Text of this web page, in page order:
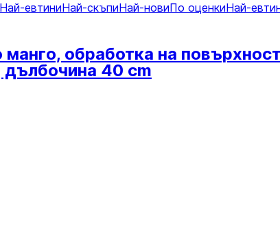
Най-евтиниНай-скъпиНай-новиПо оценкиНай-
oбработка на
дълбочина 40 cm